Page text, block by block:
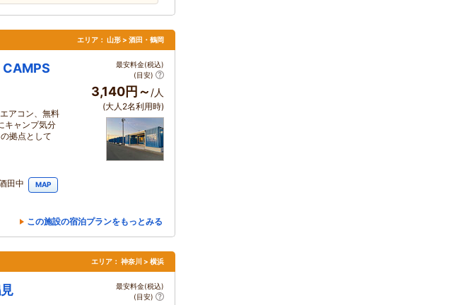
エリア： 山形 > 酒田・鶴岡
アコン、無料
キャンプ気分
拠点として
田中
MAP
最安料金(税込)
(目安)
3,140円～ /人
(大人2名利用時)
この施設の宿泊プランをもっとみる
エリア： 神奈川 > 横浜
最安料金(税込)
(目安)